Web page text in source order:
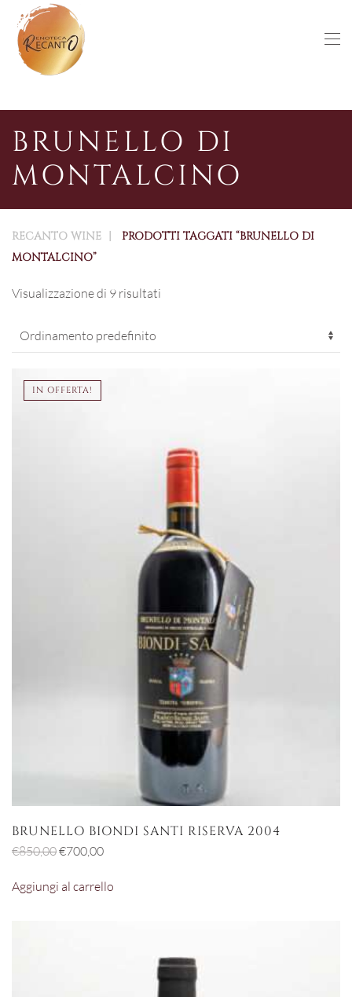
Skip to main content
BRUNELLO DI
MONTALCINO
RECANTO WINE
PRODOTTI TAGGATI “BRUNELLO DI
MONTALCINO”
Visualizzazione di 9 risultati
IN OFFERTA!
BRUNELLO BIONDI SANTI RISERVA 2004
€850,00Il
originale
€700,00Il
attuale
Aggiungi al carrello